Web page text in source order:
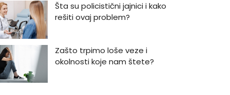
Šta su policistični jajnici i kako
rešiti ovaj problem?
Zašto trpimo loše veze i
okolnosti koje nam štete?